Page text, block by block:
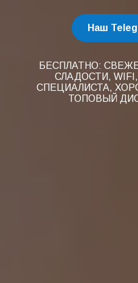
Наш
БЕСПЛАТНО:
СЛАДОСТИ,
СПЕЦИАЛИСТА,
ТОПОВЫЙ